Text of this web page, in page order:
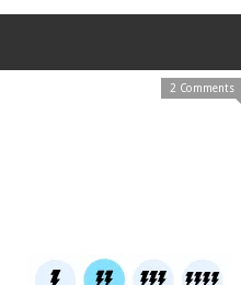
2 Comments